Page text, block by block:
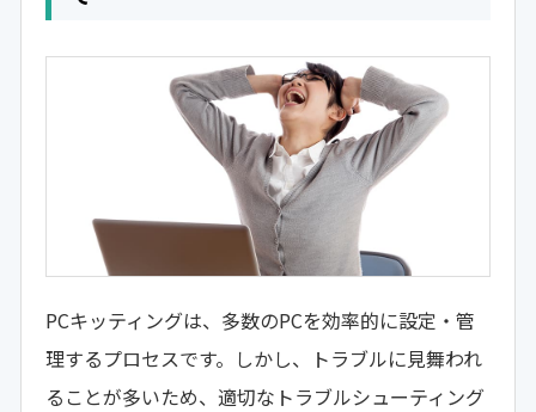
PCキッティングは、多数のPCを効率的に設定・管
理するプロセスです。しかし、トラブルに見舞われ
ることが多いため、適切なトラブルシューティング